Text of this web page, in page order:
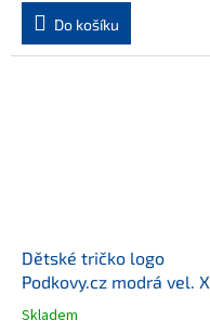
Do košíku
Dětské tričko logo
Podkovy.cz modrá vel.
Skladem